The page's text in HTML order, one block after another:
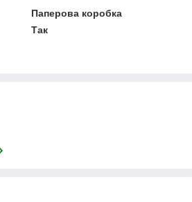
Паперова коробка
Так